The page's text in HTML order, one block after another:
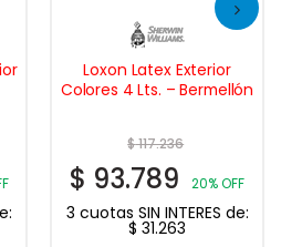
Loxon Latex Exterior
Colores 4 Lts. – Bermellón
$117.236
$ 93.789 20% OFF
3 cuotas SIN INTERES de:
$ 31.263